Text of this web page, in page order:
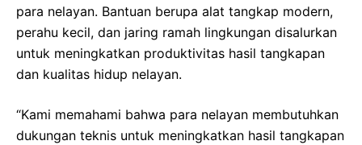
para nelayan. Bantuan berupa alat tangkap modern,
perahu kecil, dan jaring ramah lingkungan disalurkan
untuk meningkatkan produktivitas hasil tangkapan
dan kualitas hidup nelayan.
“Kami memahami bahwa para nelayan membutuhkan
dukungan teknis untuk meningkatkan hasil tangkapan